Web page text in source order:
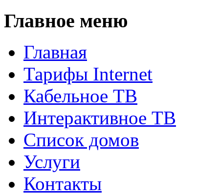
Главное меню
Главная
Тарифы Internet
Кабельное ТВ
Интерактивное ТВ
Список домов
Услуги
Контакты